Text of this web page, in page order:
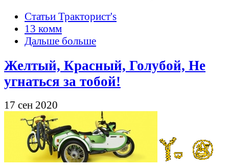
Статьи Тракторист's
13 комм
Дальше больше
Желтый, Красный, Голубой, Не
угнаться за тобой!
17 сен 2020